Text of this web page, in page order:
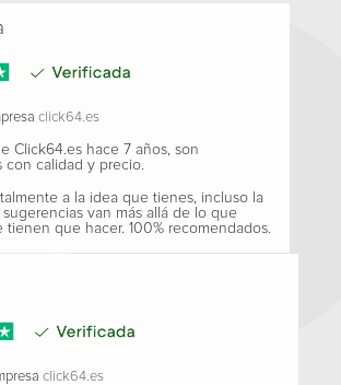
click64.es
Click64.es hace 7 años, son
con calidad y precio.
a la idea que tienes, incluso la
sugerencias van más allá de lo que
tienen que hacer. 100% recomendados.
click64.es